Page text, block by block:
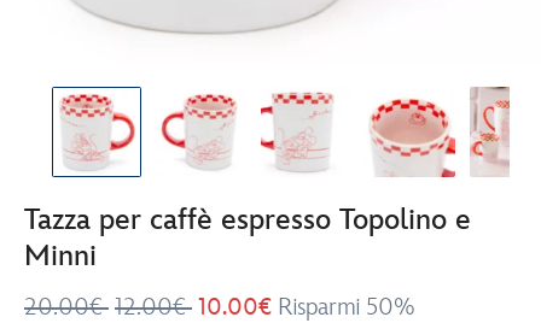
Tazza per caffè espresso Topolino e
Minni
20.00€ 12.00€ 10.00€ Risparmi 50%